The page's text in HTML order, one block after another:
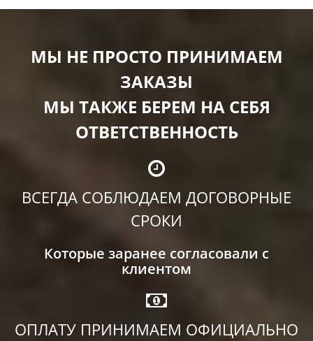
МЫ НЕ ПРОСТО ПРИНИМАЕМ
ЗАКАЗЫ
МЫ ТАКЖЕ БЕРЕМ НА СЕБЯ
ОТВЕТСТВЕННОСТЬ
ВСЕГДА СОБЛЮДАЕМ ДОГОВОРНЫЕ
СРОКИ
Которые заранее согласовали с
клиентом
ОПЛАТУ ПРИНИМАЕМ ОФИЦИАЛЬНО